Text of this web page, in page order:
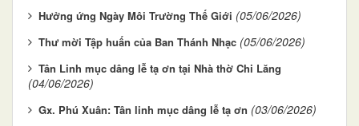
Hưởng ứng Ngày Môi Trường Thế Giới (05/06/2026)
Thư mời Tập huấn của Ban Thánh Nhạc (05/06/2026)
Tân Linh mục dâng lễ tạ ơn tại Nhà thờ Chi Lăng
(04/06/2026)
Gx. Phú Xuân: Tân linh mục dâng lễ tạ ơn (03/06/2026)